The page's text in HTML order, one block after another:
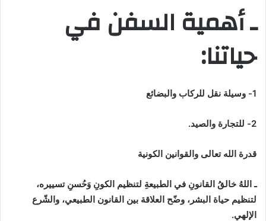
ـ أهمية السفن في
حياتنا:
1- وسيلة نقل للركاب والبضائع
2- للتجارة والصيد.
قدرة الله تعالى والقوانين الكونية
ـ اللهُ خالقُ القانونِ في الطبيعةِ لتنظيم الكونِ وَحُسنِ تسييره،
لتنظيم حياة البشر، وضّح العلاقة بين القانون الطبيعي، والشّرع
الإلهي.